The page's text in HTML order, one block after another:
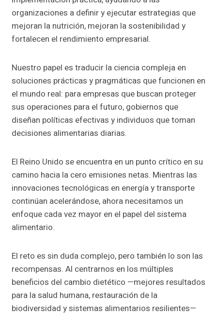
organizaciones a definir y ejecutar estrategias que
mejoran la nutrición, mejoran la sostenibilidad y
fortalecen el rendimiento empresarial.
Nuestro papel es traducir la ciencia compleja en
soluciones prácticas y pragmáticas que funcionen en
el mundo real: para empresas que buscan proteger
sus operaciones para el futuro, gobiernos que
diseñan políticas efectivas y individuos que toman
decisiones alimentarias diarias.
El Reino Unido se encuentra en un punto crítico en su
camino hacia la cero emisiones netas. Mientras las
innovaciones tecnológicas en energía y transporte
continúan acelerándose, ahora necesitamos un
enfoque cada vez mayor en el papel del sistema
alimentario.
El reto es sin duda complejo, pero también lo son las
recompensas. Al centrarnos en los múltiples
beneficios del cambio dietético —mejores resultados
para la salud humana, restauración de la
biodiversidad y sistemas alimentarios resilientes—